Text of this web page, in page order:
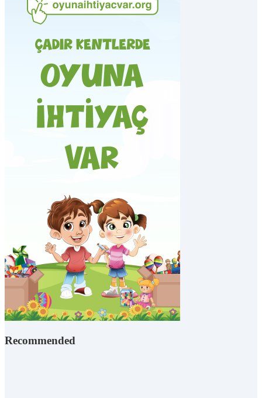
Recommended